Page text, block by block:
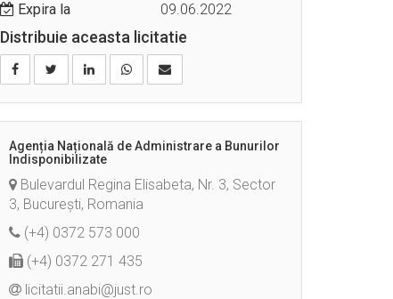
Expira la
09.06.2022
Distribuie aceasta licitatie
Agenția Națională de Administrare a Bunurilor
Indisponibilizate
Bulevardul Regina Elisabeta, Nr. 3, Sector
3, București, Romania
(+4) 0372 573 000
(+4) 0372 271 435
licitatii.anabi@just.ro